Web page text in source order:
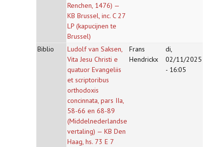
Renchen, 1476) —
KB Brussel, inc. C 27
LP (kapucijnen te
Brussel)
Biblio
Ludolf van Saksen,
Vita Jesu Christi e
quatuor Evangeliis
et scriptoribus
orthodoxis
concinnata, pars IIa,
58-66 en 68-89
(Middelnederlandse
vertaling) — KB Den
Haag, hs. 73 E 7
Frans
Hendrickx
di,
02/11/2025
- 16:05